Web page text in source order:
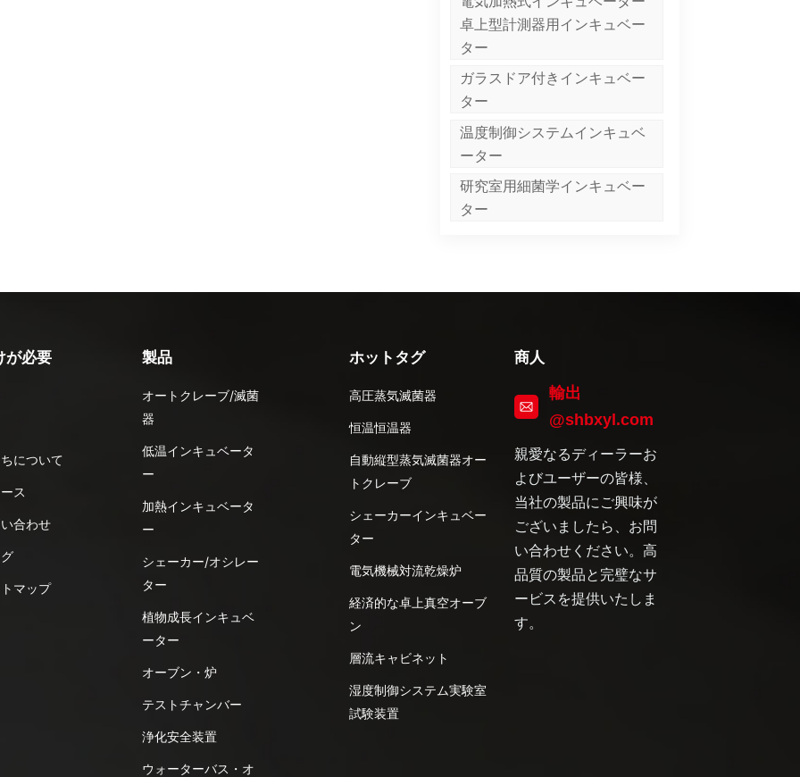
卓上型計測器用インキュベー
ター
ガラスドア付きインキュベー
ター
温度制御システムインキュベ
ーター
研究室用細菌学インキュベー
ター
が必要
について
ス
合わせ
マップ
製品
オートクレーブ/滅菌
器
低温インキュベータ
ー
加熱インキュベータ
ー
シェーカー/オシレー
ター
植物成長インキュベ
ーター
オーブン・炉
テストチャンバー
浄化安全装置
ウォーターバス・オ
ホットタグ
高圧蒸気滅菌器
恒温恒温器
自動縦型蒸気滅菌器オー
トクレーブ
シェーカーインキュベー
ター
電気機械対流乾燥炉
経済的な卓上真空オーブ
ン
層流キャビネット
湿度制御システム実験室
試験装置
商人
輸出
@shbxyl.com
親愛なるディーラーお
よびユーザーの皆様、
当社の製品にご興味が
ございましたら、お問
い合わせください。高
品質の製品と完璧なサ
ービスを提供いたしま
す。